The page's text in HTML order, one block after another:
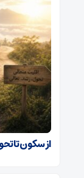
از سکون تا